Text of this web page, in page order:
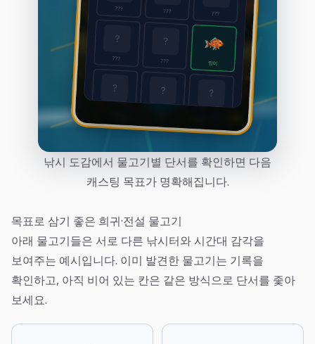
낚시 도감에서 물고기별 단서를 확인하면 다음
캐스팅 목표가 명확해집니다.
목표로 삼기 좋은 희귀·전설 물고기
아래 물고기들은 서로 다른 낚시터와 시간대 감각을
보여주는 예시입니다. 이미 발견한 물고기는 기록을
확인하고, 아직 비어 있는 칸은 같은 방식으로 단서를 좇아
보세요.